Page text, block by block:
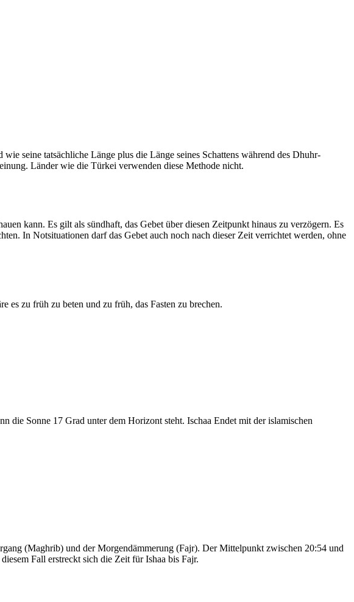
seine tatsächliche Länge plus die Länge seines Schattens während des Dhuhr-
Länder wie die Türkei verwenden diese Methode nicht.
kann. Es gilt als sündhaft, das Gebet über diesen Zeitpunkt hinaus zu verzögern. Es
In Notsituationen darf das Gebet auch noch nach dieser Zeit verrichtet werden, ohne
es zu früh zu beten und zu früh, das Fasten zu brechen.
die Sonne 17 Grad unter dem Horizont steht. Ischaa Endet mit der islamischen
(Maghrib) und der Morgendämmerung (Fajr). Der Mittelpunkt zwischen 20:54 und
Fall erstreckt sich die Zeit für Ishaa bis Fajr.